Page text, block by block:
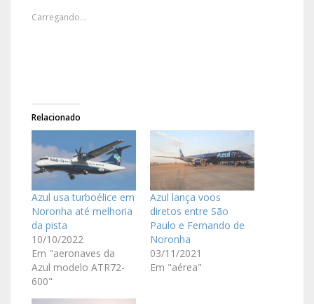
Carregando...
Relacionado
Azul usa turboélice em
Noronha até melhoria
da pista
10/10/2022
Em "aeronaves da
Azul modelo ATR72-
600"
Azul lança voos
diretos entre São
Paulo e Fernando de
Noronha
03/11/2021
Em "aérea"